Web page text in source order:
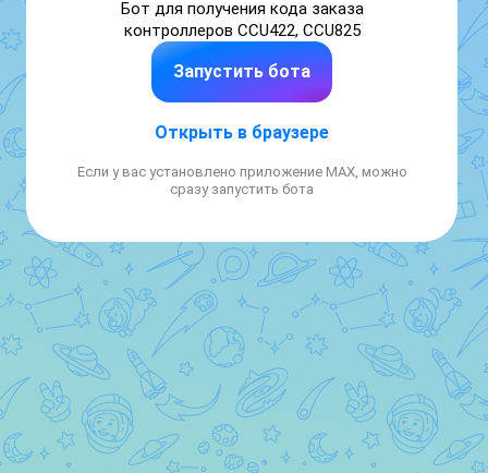
Бот для получения кода заказа
контроллеров CCU422, CCU825
Запустить бота
Открыть в браузере
Если у вас установлено приложение MAX, можно
сразу запустить бота